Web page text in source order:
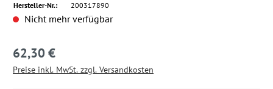
Hersteller-Nr.:
200317890
Nicht mehr verfügbar
Regulärer Preis:
62,30 €
Preise inkl. MwSt. zzgl. Versandkosten